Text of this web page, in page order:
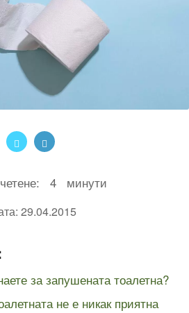
4 минути
29.04.2015
за запушената тоалетна?
не е никак приятна